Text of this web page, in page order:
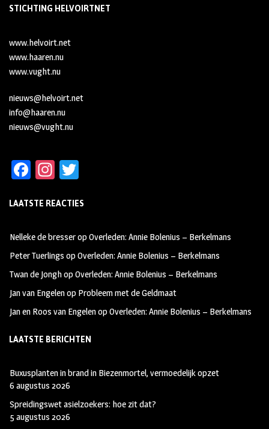
STICHTING HELVOIRTNET
www.helvoirt.net
www.haaren.nu
www.vught.nu
nieuws@helvoirt.net
info@haaren.nu
nieuws@vught.nu
Fa
b
oo
k
In
ag
m
tt
LAATSTE REACTIES
Nelleke de bresseropOverleden: Annie Bolenius – Berkelmans
Peter Tuerlings opOverleden: Annie Bolenius – Berkelmans
Twan de JonghopOverleden: Annie Bolenius – Berkelmans
Jan van Engelenop Probleem met de Geldmaat
Jan en Roos van EngelenopOverleden: Annie Bolenius – Berkelmans
LAATSTE BERICHTEN
Buxusplanten in brand in Biezenmortel, vermoedelijk opzet
6 augustus 2026
Spreidingswet asielzoekers: hoe zit dat?
5 augustus 2026